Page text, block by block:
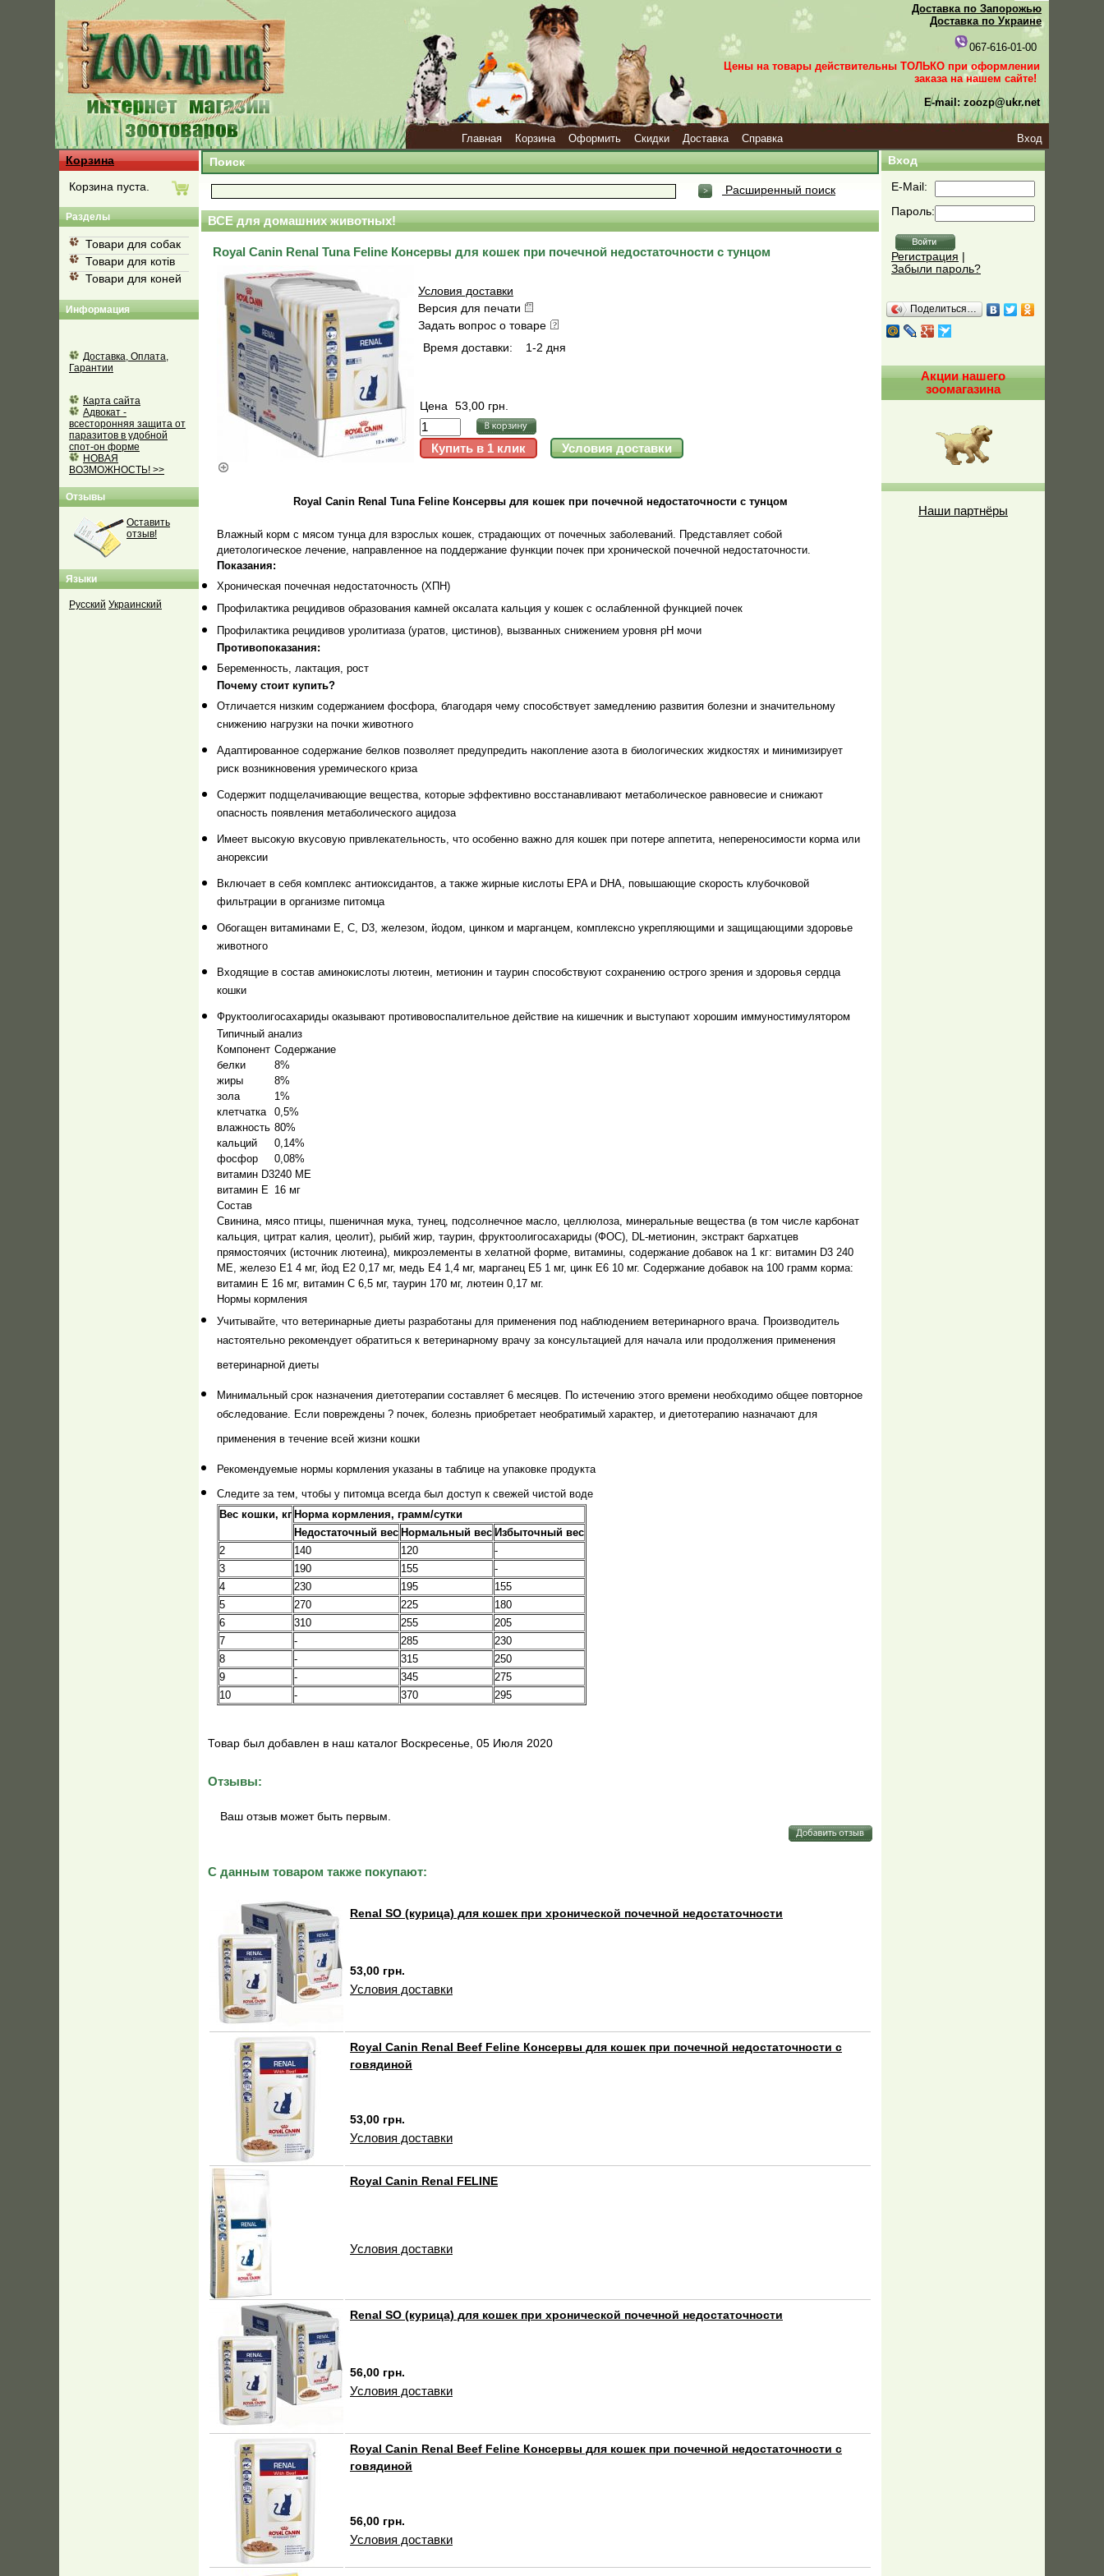
Доставка по Запорожью
Доставка по Украине
067-616-01-00
Цены на товары действительны ТОЛЬКО при оформлении
заказа на нашем сайте!
E-mail: zoozp@ukr.net
Главная Корзина Оформить Скидки Доставка Справка
Вход
Корзина
Корзина пуста.
Разделы
Товари для собак
Товари для котів
Товари для коней
Информация
Доставка, Оплата,
Гарантии
Карта сайта
Адвокат -
всесторонняя защита от
паразитов в удобной
спот-он форме
НОВАЯ
ВОЗМОЖНОСТЬ! >>
Отзывы
Оставить
отзыв!
Языки
Русский Украинский
Поиск
Расширенный поиск
ВСЕ для домашних животных!
Royal Canin Renal Tuna Feline Консервы для кошек при почечной недостаточности с тунцом
Условия доставки
Версия для печати
Задать вопрос о товаре
Время доставки:
1-2 дня
Цена 53,00 грн.
Royal Canin Renal Tuna Feline Консервы для кошек при почечной недостаточности с тунцом
Влажный корм с мясом тунца для взрослых кошек, страдающих от почечных заболеваний. Представляет собой
диетологическое лечение, направленное на поддержание функции почек при хронической почечной недостаточности.
Показания:
Хроническая почечная недостаточность (ХПН)
Профилактика рецидивов образования камней оксалата кальция у кошек с ослабленной функцией почек
Профилактика рецидивов уролитиаза (уратов, цистинов), вызванных снижением уровня рН мочи
Противопоказания:
Беременность, лактация, рост
Почему стоит купить?
Отличается низким содержанием фосфора, благодаря чему способствует замедлению развития болезни и значительному
снижению нагрузки на почки животного
Адаптированное содержание белков позволяет предупредить накопление азота в биологических жидкостях и минимизирует
риск возникновения уремического криза
Содержит подщелачивающие вещества, которые эффективно восстанавливают метаболическое равновесие и снижают
опасность появления метаболического ацидоза
Имеет высокую вкусовую привлекательность, что особенно важно для кошек при потере аппетита, непереносимости корма или
анорексии
Включает в себя комплекс антиоксидантов, а также жирные кислоты EPA и DHA, повышающие скорость клубочковой
фильтрации в организме питомца
Обогащен витаминами Е, С, D3, железом, йодом, цинком и марганцем, комплексно укрепляющими и защищающими здоровье
животного
Входящие в состав аминокислоты лютеин, метионин и таурин способствуют сохранению острого зрения и здоровья сердца
кошки
Фруктоолигосахариды оказывают противовоспалительное действие на кишечник и выступают хорошим иммуностимулятором
Типичный анализ
Компонент Содержание
белки
8%
жиры
8%
зола
1%
клетчатка
0,5%
влажность 80%
кальций
0,14%
фосфор
0,08%
витамин D3240 МЕ
витамин Е 16 мг
Состав
Свинина, мясо птицы, пшеничная мука, тунец, подсолнечное масло, целлюлоза, минеральные вещества (в том числе карбонат
кальция, цитрат калия, цеолит), рыбий жир, таурин, фруктоолигосахариды (ФОС), DL-метионин, экстракт бархатцев
прямостоячих (источник лютеина), микроэлементы в хелатной форме, витамины, содержание добавок на 1 кг: витамин D3 240
МЕ, железо Е1 4 мг, йод Е2 0,17 мг, медь Е4 1,4 мг, марганец Е5 1 мг, цинк Е6 10 мг. Содержание добавок на 100 грамм корма:
витамин Е 16 мг, витамин С 6,5 мг, таурин 170 мг, лютеин 0,17 мг.
Нормы кормления
Учитывайте, что ветеринарные диеты разработаны для применения под наблюдением ветеринарного врача. Производитель
настоятельно рекомендует обратиться к ветеринарному врачу за консультацией для начала или продолжения применения
ветеринарной диеты
Минимальный срок назначения диетотерапии составляет 6 месяцев. По истечению этого времени необходимо общее повторное
обследование. Если повреждены ? почек, болезнь приобретает необратимый характер, и диетотерапию назначают для
применения в течение всей жизни кошки
Рекомендуемые нормы кормления указаны в таблице на упаковке продукта
Следите за тем, чтобы у питомца всегда был доступ к свежей чистой воде
Вес кошки, кг Норма кормления, грамм/сутки
Недостаточный вес Нормальный вес Избыточный вес
2
140 120
-
3
190 155
-
4
230 195
155
5
270 225
180
6
310 255
205
7
- 285
230
8
- 315
250
9
- 345
275
10
- 370 295
Товар был добавлен в наш каталог Воскресенье, 05 Июля 2020
Отзывы:
Ваш отзыв может быть первым.
С данным товаром также покупают:
Renal SO (курица) для кошек при хронической почечной недостаточности
53,00 грн.
Условия доставки
Royal Canin Renal Beef Feline Консервы для кошек при почечной недостаточности с
говядиной
53,00 грн.
Условия доставки
Royal Canin Renal FELINE
Условия доставки
Renal SO (курица) для кошек при хронической почечной недостаточности
56,00 грн.
Условия доставки
Royal Canin Renal Beef Feline Консервы для кошек при почечной недостаточности с
говядиной
56,00 грн.
Условия доставки
Вход
E-Mail:
Пароль:
Регистрация
Забыли пароль?
Поделиться…
Акции нашего
зоомагазина
Наши партнёры